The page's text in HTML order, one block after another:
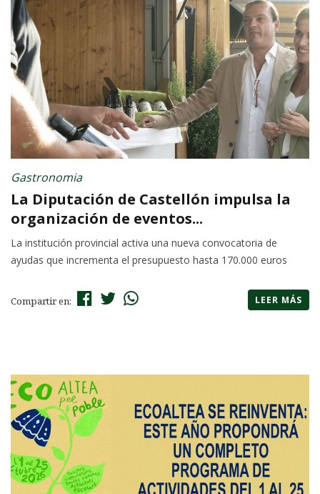
Gastronomia
La Diputación de Castellón impulsa la
organización de eventos...
La institución provincial activa una nueva convocatoria de
ayudas que incrementa el presupuesto hasta 170.000 euros
Compartir en: LEER MÁS